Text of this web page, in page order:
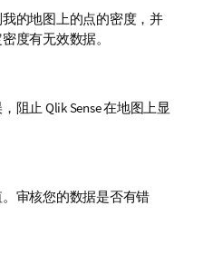
的地图上的点的密度，并
度有无效数据。
阻止 Qlik Sense在地图上显
审核您的数据是否有错